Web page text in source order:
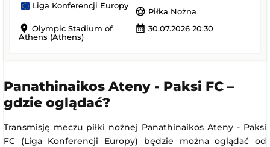
Liga Konferencji Europy
sports_soccer Piłka Nożna
location_on Olympic Stadium of
Athens (Athens)
calendar_month 30.07.2026 20:30
Panathinaikos Ateny - Paksi FC –
gdzie oglądać?
Transmisję meczu piłki nożnej Panathinaikos Ateny - Paksi
FC (Liga Konferencji Europy) będzie można oglądać od